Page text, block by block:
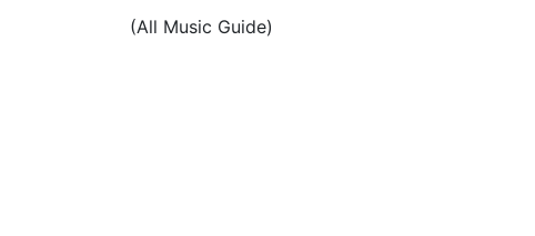
(All Music Guide)